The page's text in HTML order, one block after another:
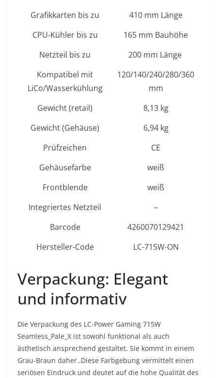
Grafikkarten bis zu
410 mm Länge
CPU-Kühler bis zu
165 mm Bauhöhe
Netzteil bis zu
200 mm Länge
Kompatibel mit
LiCo/Wasserkühlung
120/140/240/280/360
mm
Gewicht (retail)
8,13 kg
Gewicht (Gehäuse)
6,94 kg
Prüfzeichen
CE
Gehäusefarbe
weiß
Frontblende
weiß
Integriertes Netzteil
–
Barcode
4260070129421
Hersteller-Code
LC-715W-ON
Verpackung: Elegant
und informativ
Die Verpackung des LC-Power Gaming 715W
Seamless_Pale_X ist sowohl funktional als auch
ästhetisch ansprechend gestaltet. Sie kommt in einem
Grau-Braun daher..Diese Farbgebung vermittelt einen
seriösen Eindruck und deutet auf die hohe Qualität des